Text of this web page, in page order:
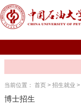
当前位置： 首页> 招生就业 >
博士招生